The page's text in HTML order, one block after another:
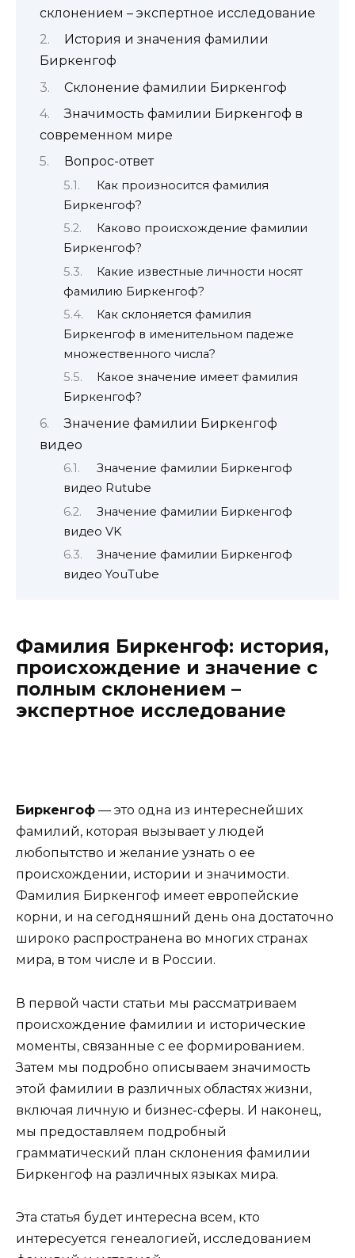
склонением – экспертное исследование
История и значения фамилии
Биркенгоф
Склонение фамилии Биркенгоф
Значимость фамилии Биркенгоф в
современном мире
Вопрос-ответ
Как произносится фамилия
Биркенгоф?
Каково происхождение фамилии
Биркенгоф?
Какие известные личности носят
фамилию Биркенгоф?
Как склоняется фамилия
Биркенгоф в именительном падеже
множественного числа?
Какое значение имеет фамилия
Биркенгоф?
Значение фамилии Биркенгоф
видео
Значение фамилии Биркенгоф
видео Rutube
Значение фамилии Биркенгоф
видео VK
Значение фамилии Биркенгоф
видео YouTube
Фамилия Биркенгоф: история,
происхождение и значение с
полным склонением –
экспертное исследование
Биркенгоф — это одна из интереснейших
фамилий, которая вызывает у людей
любопытство и желание узнать о ее
происхождении, истории и значимости.
Фамилия Биркенгоф имеет европейские
корни, и на сегодняшний день она достаточно
широко распространена во многих странах
мира, в том числе и в России.
В первой части статьи мы рассматриваем
происхождение фамилии и исторические
моменты, связанные с ее формированием.
Затем мы подробно описываем значимость
этой фамилии в различных областях жизни,
включая личную и бизнес-сферы. И наконец,
мы предоставляем подробный
грамматический план склонения фамилии
Биркенгоф на различных языках мира.
Эта статья будет интересна всем, кто
интересуется генеалогией, исследованием